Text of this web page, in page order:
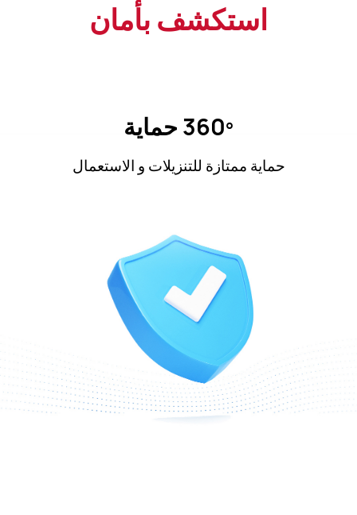
استكشف بأمان
360º حماية
حماية ممتازة للتنزيلات و الاستعمال